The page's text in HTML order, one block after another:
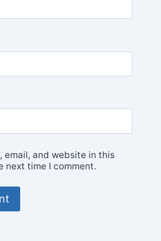
email, and website in this
next time I comment.